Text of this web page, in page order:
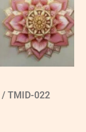
/ TMID-022